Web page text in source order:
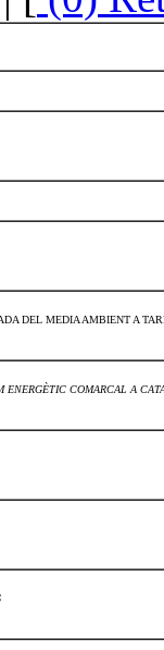
DEL MEDIA AMBIENT A
COMARCAL A